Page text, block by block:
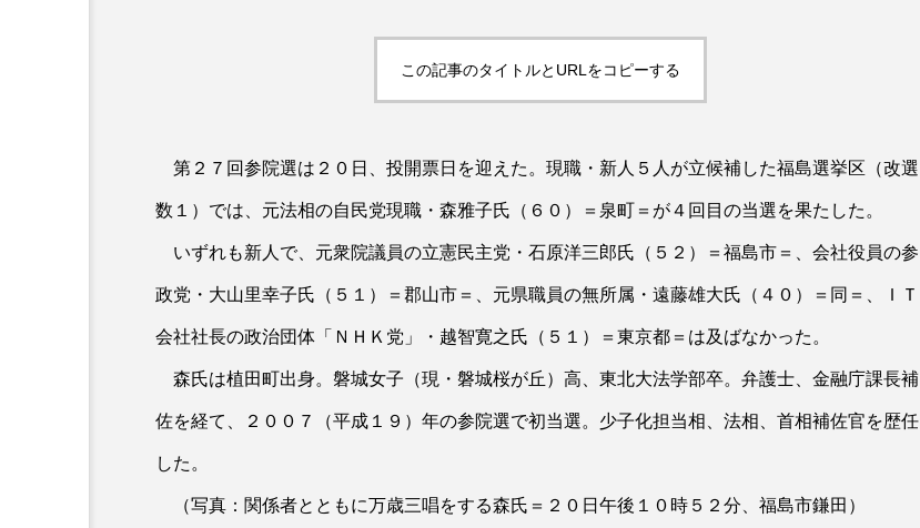
この記事のタイトルとURLをコピーする
第２７回参院選は２０日、投開票日を迎えた。現職・新人５人が立候補した福島選挙区（改選
数１）では、元法相の自民党現職・森雅子氏（６０）＝泉町＝が４回目の当選を果たした。
いずれも新人で、元衆院議員の立憲民主党・石原洋三郎氏（５２）＝福島市＝、会社役員の参
政党・大山里幸子氏（５１）＝郡山市＝、元県職員の無所属・遠藤雄大氏（４０）＝同＝、ＩＴ
会社社長の政治団体「ＮＨＫ党」・越智寛之氏（５１）＝東京都＝は及ばなかった。
森氏は植田町出身。磐城女子（現・磐城桜が丘）高、東北大法学部卒。弁護士、金融庁課長補
佐を経て、２００７（平成１９）年の参院選で初当選。少子化担当相、法相、首相補佐官を歴任
した。
（写真：関係者とともに万歳三唱をする森氏＝２０日午後１０時５２分、福島市鎌田）